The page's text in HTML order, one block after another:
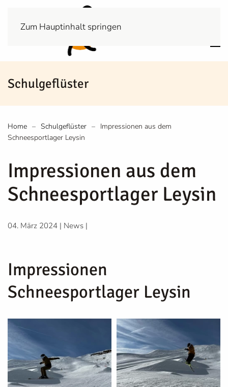
Zum Hauptinhalt springen
Schulgeflüster
Home Schulgeflüster
Impressionen aus dem
Schneesportlager Leysin
Impressionen aus dem
Schneesportlager Leysin
04. März 2024 | News |
Impressionen
Schneesportlager Leysin